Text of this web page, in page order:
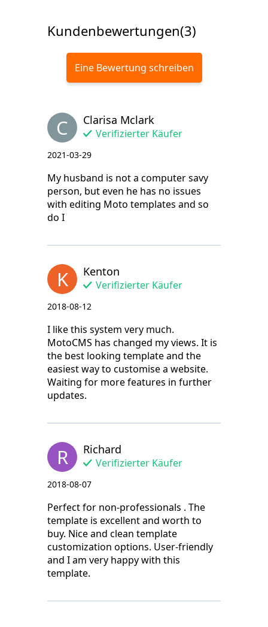
Kundenbewertungen(3)
Eine Bewertung schreiben
C Clarisa Mclark
Verifizierter Käufer
2021-03-29
My husband is not a computer savy
person, but even he has no issues
with editing Moto templates and so
do I
K Kenton
Verifizierter Käufer
2018-08-12
I like this system very much.
MotoCMS has changed my views. It is
the best looking template and the
easiest way to customise a website.
Waiting for more features in further
updates.
R Richard
Verifizierter Käufer
2018-08-07
Perfect for non-professionals . The
template is excellent and worth to
buy. Nice and clean template
customization options. User-friendly
and I am very happy with this
template.